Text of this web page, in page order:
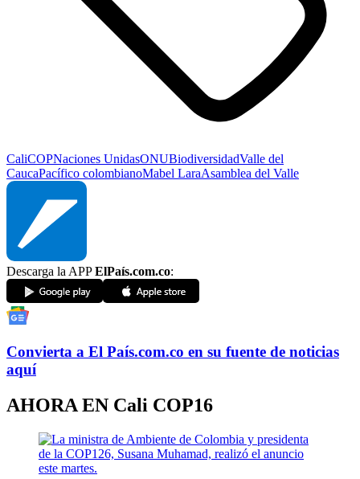
CaliCOPNaciones UnidasONUBiodiversidadValle del
CaucaPacífico colombianoMabel LaraAsamblea del Valle
Descarga la APPElPaís.com.co:
Convierta a El País.com.co en su fuente de noticias
aquí
AHORA EN Cali COP16